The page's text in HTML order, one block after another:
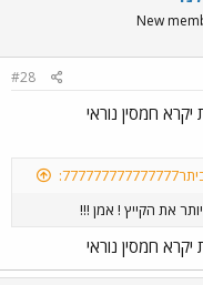
New
#28
את הקייץ ! אמן !!!